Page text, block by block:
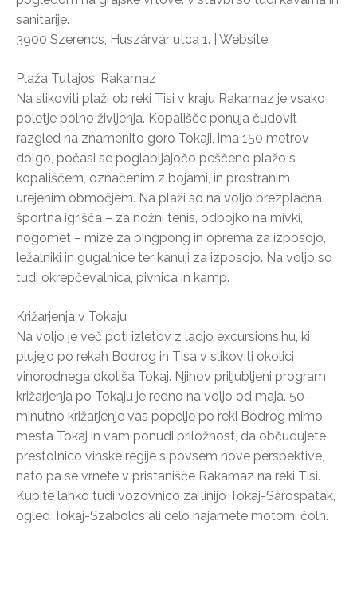
sanitarije.
3900 Szerencs, Huszárvár utca 1. | Website
Plaža Tutajos, Rakamaz
Na slikoviti plaži ob reki Tisi v kraju Rakamaz je vsako
poletje polno življenja. Kopališče ponuja čudovit
razgled na znamenito goro Tokaji, ima 150 metrov
dolgo, počasi se poglabljajočo peščeno plažo s
kopališčem, označenim z bojami, in prostranim
urejenim območjem. Na plaži so na voljo brezplačna
športna igrišča – za nožni tenis, odbojko na mivki,
nogomet – mize za pingpong in oprema za izposojo,
ležalniki in gugalnice ter kanuji za izposojo. Na voljo so
tudi okrepčevalnica, pivnica in kamp.
Križarjenja v Tokaju
Na voljo je več poti izletov z ladjo excursions.hu, ki
plujejo po rekah Bodrog in Tisa v slikoviti okolici
vinorodnega okoliša Tokaj. Njihov priljubljeni program
križarjenja po Tokaju je redno na voljo od maja. 50-
minutno križarjenje vas popelje po reki Bodrog mimo
mesta Tokaj in vam ponudi priložnost, da občudujete
prestolnico vinske regije s povsem nove perspektive,
nato pa se vrnete v pristanišče Rakamaz na reki Tisi.
Kupite lahko tudi vozovnico za linijo Tokaj-Sárospatak,
ogled Tokaj-Szabolcs ali celo najamete motorni čoln.